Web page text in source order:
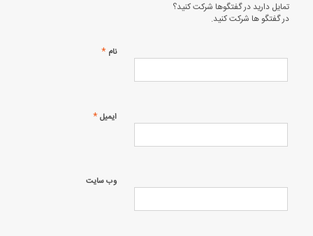
تمایل دارید در گفتگوها شرکت کنید؟
در گفتگو ها شرکت کنید.
نام *
ایمیل*
وب‌ سایت